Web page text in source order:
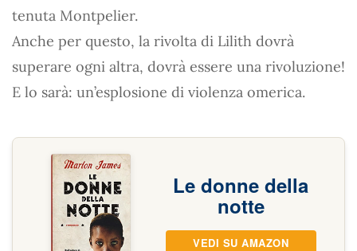
tenuta Montpelier.
Anche per questo, la rivolta di Lilith dovrà
superare ogni altra, dovrà essere una rivoluzione!
E lo sarà: un’esplosione di violenza omerica.
Le donne della
notte
VEDI SU AMAZON